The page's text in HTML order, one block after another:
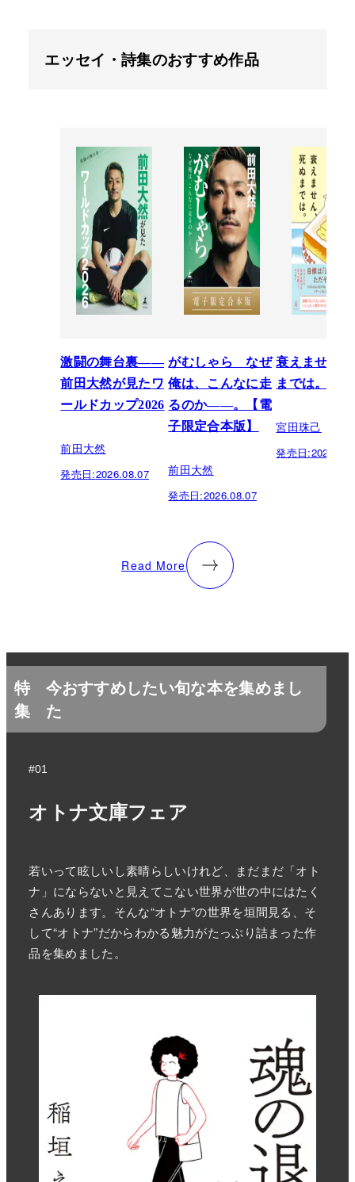
エッセイ・詩集のおすすめ作品
激闘の舞台裏――
前田大然が見たワ
ールドカップ2026
前田大然
発売日:2026.08.07
がむしゃら なぜ
俺は、こんなに走
るのか——。【電
子限定合本版】
前田大然
発売日:2026.08.07
衰えません
までは。
宮田珠己
発売日:
Read More
特
集
今おすすめしたい旬な本を集めまし
た
#01
オトナ文庫フェア
若いって眩しいし素晴らしいけれど、まだまだ「オト
ナ」にならないと見えてこない世界が世の中にはたく
さんあります。そんな“オトナ”の世界を垣間見る、そ
して“オトナ”だからわかる魅力がたっぷり詰まった作
品を集めました。